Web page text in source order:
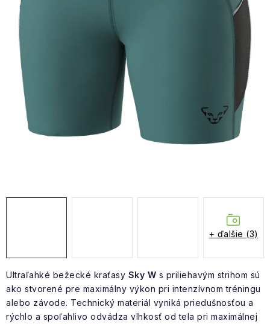
VÝPREDAJ
ZNAČKY
Vrátenie a výmena Doprava a platba
Moja objednávka
Ultraľahké bežecké kraťasy Sky W s priliehavým strihom sú
ako stvorené pre maximálny výkon pri intenzívnom tréningu
alebo závode. Technický materiál vyniká priedušnosťou a
rýchlo a spoľahlivo odvádza vlhkosť od tela pri maximálnej
+ ďalšie (3)